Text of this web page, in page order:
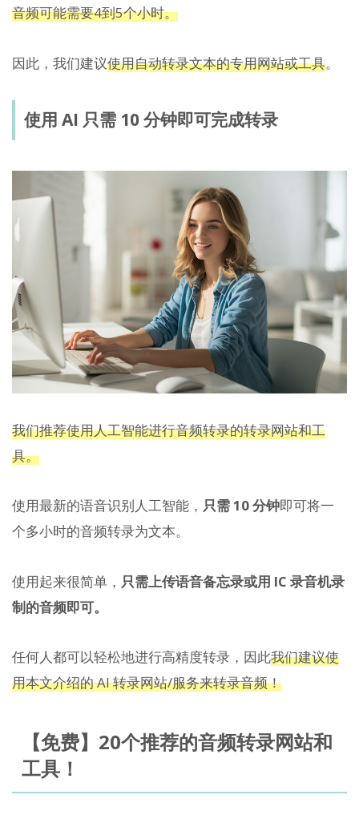
音频可能需要4到5个小时。
因此，我们建议使用自动转录文本的专用网站或工具。
使用 AI 只需 10 分钟即可完成转录
我们推荐使用人工智能进行音频转录的转录网站和工
具。
使用最新的语音识别人工智能， 只需 10 分钟即可将一
个多小时的音频转录为文本。
使用起来很简单， 只需上传语音备忘录或用 IC 录音机录
制的音频即可。
任何人都可以轻松地进行高精度转录，因此我们建议使
用本文介绍的 AI 转录网站/服务来转录音频！
【免费】20个推荐的音频转录网站和
工具！